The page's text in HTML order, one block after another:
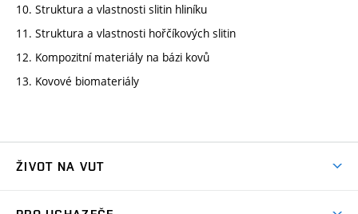
10. Struktura a vlastnosti slitin hliníku
11. Struktura a vlastnosti hořčíkových slitin
12. Kompozitní materiály na bázi kovů
13. Kovové biomateriály
ŽIVOT NA VUT